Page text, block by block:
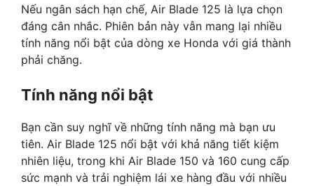
Nếu ngân sách hạn chế, Air Blade 125 là lựa chọn
đáng cân nhắc. Phiên bản này vẫn mang lại nhiều
tính năng nổi bật của dòng xe Honda với giá thành
phải chăng.
Tính năng nổi bật
Bạn cần suy nghĩ về những tính năng mà bạn ưu
tiên. Air Blade 125 nổi bật với khả năng tiết kiệm
nhiên liệu, trong khi Air Blade 150 và 160 cung cấp
sức mạnh và trải nghiệm lái xe hàng đầu với nhiều